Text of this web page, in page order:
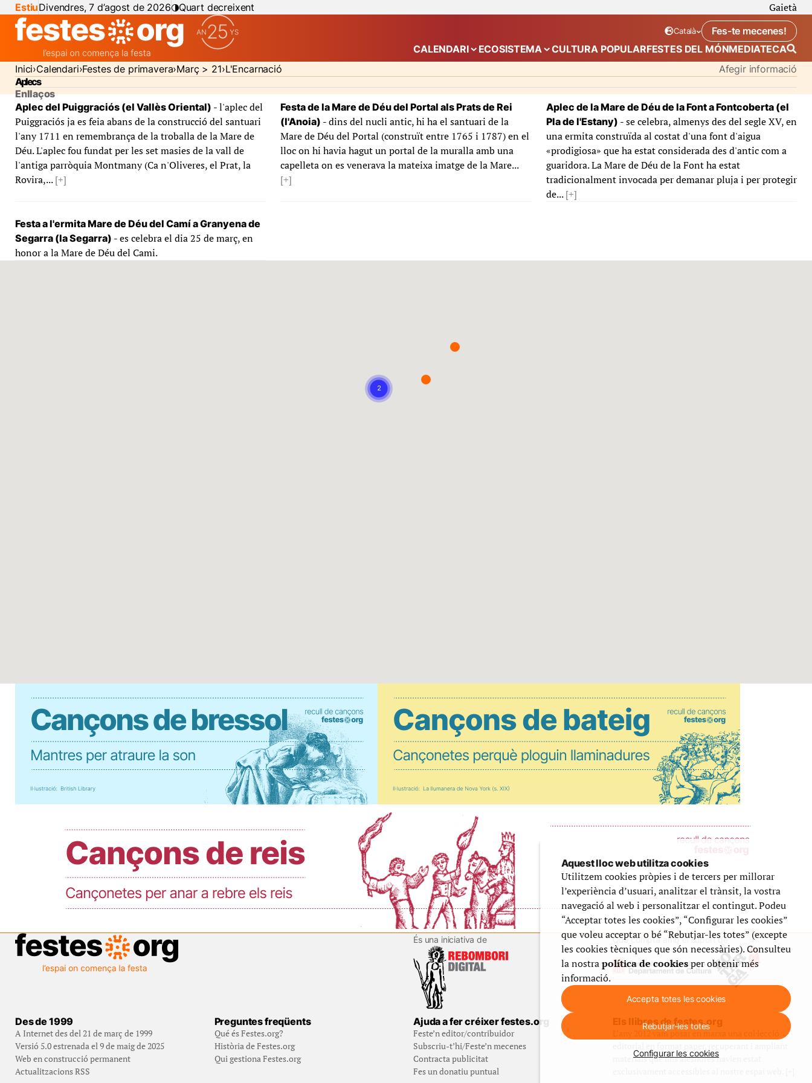
EstiuDivendres, 7 d’agost de 2026 Quart decreixent Gaietà
Idioma seleccionat:
Català
. Canviar idiomaFes-te mecenes!
CALENDARI Mostra el submenú de “Calendari”
ECOSISTEMA Mostra el submenú de “Ecosistema”
CULTURA POPULARFESTES DEL MÓNMEDIATECA
Inici Calendari Festes de primavera Març > 21 L'Encarnació
Afegir informació
Aplecs
Enllaços
Aplec del Puiggraciós (el Vallès Oriental) - l'aplec del
Puiggraciós ja es feia abans de la construcció del santuari
l'any 1711 en remembrança de la troballa de la Mare de
Déu. L'aplec fou fundat per les set masies de la vall de
l'antiga parròquia Montmany (Ca n'Oliveres, el Prat, la
Rovira,...[+]
Festa de la Mare de Déu del Portal als Prats de Rei
(l'Anoia) - dins del nucli antic, hi ha el santuari de la
Mare de Déu del Portal (construït entre 1765 i 1787) en el
lloc on hi havia hagut un portal de la muralla amb una
capelleta on es venerava la mateixa imatge de la Mare...
[+]
Aplec de la Mare de Déu de la Font a Fontcoberta (el
Pla de l'Estany) - se celebra, almenys des del segle XV, en
una ermita construïda al costat d'una font d'aigua
«prodigiosa» que ha estat considerada des d'antic com a
guaridora. La Mare de Déu de la Font ha estat
tradicionalment invocada per demanar pluja i per protegir
de...[+]
Festa a l'ermita Mare de Déu del Camí a Granyena de
Segarra (la Segarra) - es celebra el dia 25 de març, en
honor a la Mare de Déu del Cami.
És una iniciativa de Que compta amb el suport de
Des de 1999
A Internet des del 21 de març de 1999
Versió 5.0 estrenada el 9 de maig de 2025
Web en construcció permanent
Actualitzacions RSS
Preguntes freqüents
Qué és Festes.org?
Història de Festes.org
Qui gestiona Festes.org
Ajuda a fer créixer festes.org
Feste’n editor/contribuidor
Subscriu-t’hi/Feste’n mecenes
Contracta publicitat
Fes un donatiu puntual
Els llibres de festes.org
L’any 2012 vam posar en marxa una col·lecció
materials que fins aleshores havien estat
Aquest lloc web utilitza cookies
Utilitzem cookies pròpies i de tercers per millorar
l’experiència d’usuari, analitzar el trànsit, la vostra
navegació al web i personalitzar el contingut. Podeu
“Acceptar totes les cookies”, “Configurar les cookies”
que voleu acceptar o bé “Rebutjar-les totes” (excepte
les cookies tècniques que són necessàries). Consulteu
la nostrapolítica de cookiesper obtenir més
informació.
Accepta totes les cookies
Rebutjar-les totes
Configurar les cookies